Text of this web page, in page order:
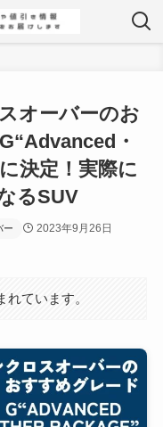
オーバーのお
・
決定！実際に
るSUV
ー
2023年9月26日
ています。